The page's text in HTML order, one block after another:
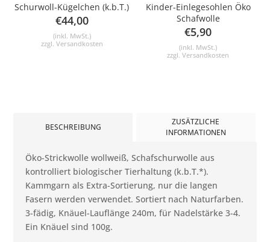
BESCHREIBUNG
ZUSÄTZLICHE
INFORMATIONEN
Öko-Strickwolle wollweiß, Schafschurwolle aus
kontrolliert biologischer Tierhaltung (k.b.T.*).
Kammgarn als Extra-Sortierung, nur die langen
Fasern werden verwendet. Sortiert nach Naturfarben.
3-fädig, Knäuel-Lauflänge 240m, für Nadelstärke 3-4.
Ein Knäuel sind 100g.
Schurwoll-Kügelchen (k.b.T.)
€44,00
(inkl. MwSt.)
zzgl. Versandkosten
Kinder-Einlegesohlen Öko
Schafwolle
€5,90
(inkl. MwSt.)
zzgl.Versandkosten